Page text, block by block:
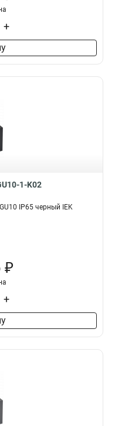
+
1-K02
IP65 черный IEK
₽
+